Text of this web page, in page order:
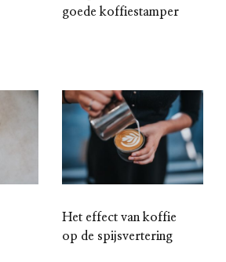
goede koffiestamper
Het effect van koffie
op de spijsvertering